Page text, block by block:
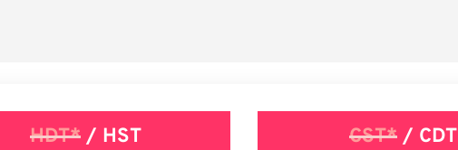
HDT*/ HST CST*/ CDT